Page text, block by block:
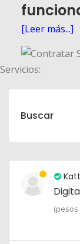
[Leer más...]
Servicios:
Buscar